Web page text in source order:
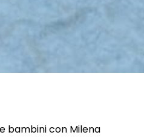
bambini con Milena